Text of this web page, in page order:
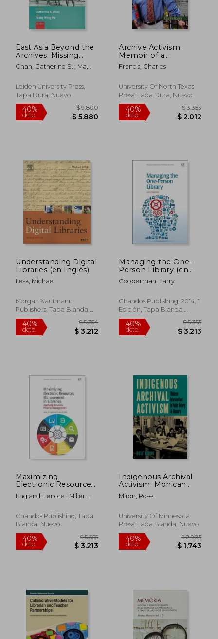
35%
dcto.
40%
dcto.
East Asia Beyond the
Archives: Missing
Sources and Marginal
Voices (en Inglés)
Chan, Catherine S. ; Ma,
Leiden University Press,
Tapa Dura, Nuevo
40% $ 9.800
Archive Activism:
Memoir of a
"Uniquely Nasty"
Journey (en Inglés)
Francis, Charles
University Of North Texas
Press, Tapa Dura, Nuevo
40%
Understanding Digital
Libraries (en Inglés)
Lesk, Michael
Morgan Kaufmann
Publishers, Tapa Blanda,
Nuevo
40%
dcto.
$ 5.354
Managing the One-
Person Library (en
Inglés)
Cooperman, Larry
Chandos Publishing, 2014, 1
Edición, Tapa Blanda,
Nuevo
40%
dcto.
Maximizing
Electronic Resources
Management in
Libraries: Applying
Management (en
Inglés)
England, Lenore ; Miller,
Chandos Publishing, Tapa
Blanda, Nuevo
Indigenous Archival
Activism: Mohican
Interventions in
Public History and
Miron, Rose
University Of Minnesota
Press, Tapa Blanda, Nuevo